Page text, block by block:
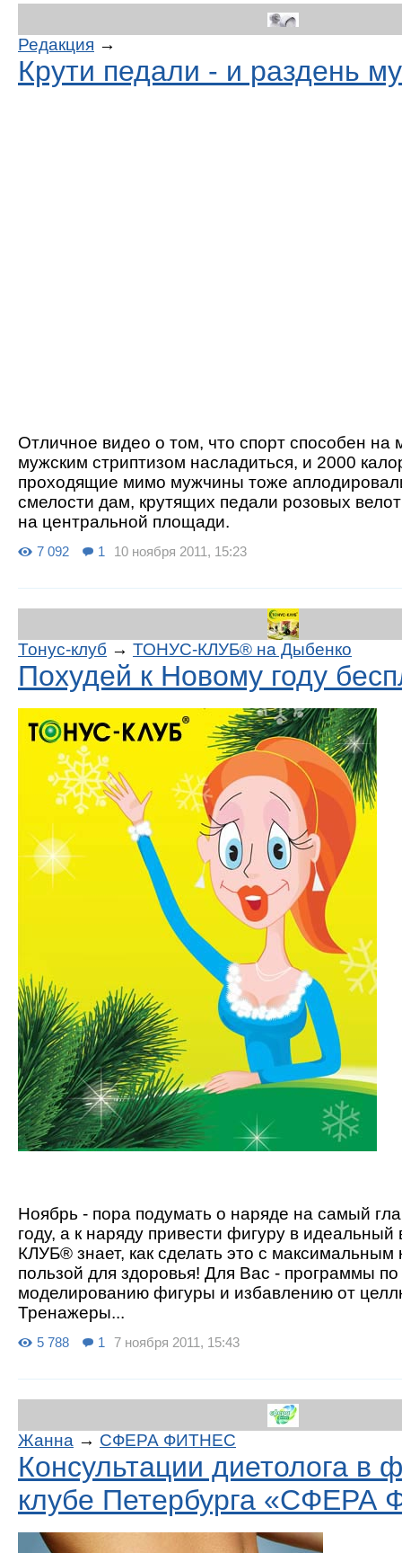
Редакция →
Крути педали - и раздень
Отличное видео о том, что спорт способен
мужским стриптизом насладиться, и 2000
проходящие мимо мужчины тоже
смелости дам, крутящих педали розовых
на центральной площади.
7 092 1 10 ноября 2011, 15:23
Тонус-клуб → ТОНУС-КЛУБ® на Дыбенко
Похудей к Новому году
Ноябрь - пора подумать о наряде на самый
году, а к наряду привести фигуру в
КЛУБ® знает, как сделать это с
пользой для здоровья! Для Вас - программы
моделированию фигуры и избавлению от
Тренажеры...
5 788 1 7 ноября 2011, 15:43
Жанна → СФЕРА ФИТНЕС
Консультации диетолога в
клубе Петербурга